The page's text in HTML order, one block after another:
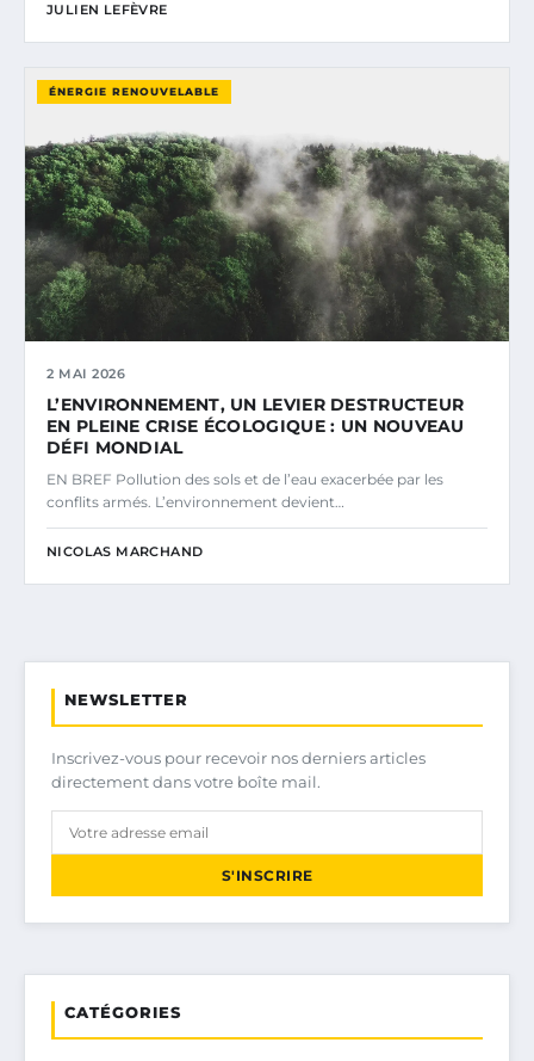
JULIEN LEFÈVRE
ÉNERGIE RENOUVELABLE
2 MAI 2026
L’ENVIRONNEMENT, UN LEVIER DESTRUCTEUR
EN PLEINE CRISE ÉCOLOGIQUE : UN NOUVEAU
DÉFI MONDIAL
EN BREF Pollution des sols et de l’eau exacerbée par les
conflits armés. L’environnement devient…
NICOLAS MARCHAND
NEWSLETTER
Inscrivez-vous pour recevoir nos derniers articles
directement dans votre boîte mail.
S'INSCRIRE
CATÉGORIES